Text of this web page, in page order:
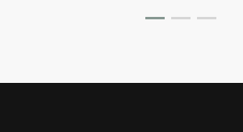
大使」，同時也是「巴黎奧運霹靂舞項